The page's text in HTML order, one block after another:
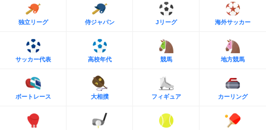
独立リーグ 侍ジャパン Jリーグ 海外サッカー
サッカー代表 高校年代 競馬 地方競馬
ボートレース 大相撲 フィギュア カーリング